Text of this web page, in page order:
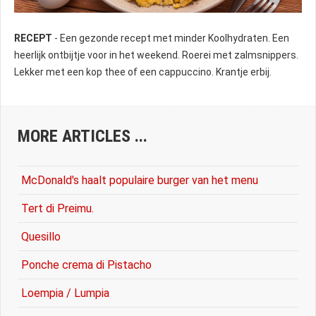
RECEPT - Een gezonde recept met minder Koolhydraten. Een
heerlijk ontbijtje voor in het weekend. Roerei met zalmsnippers.
Lekker met een kop thee of een cappuccino. Krantje erbij.
MORE ARTICLES ...
McDonald's haalt populaire burger van het menu
Tert di Preimu.
Quesillo
Ponche crema di Pistacho
Loempia / Lumpia